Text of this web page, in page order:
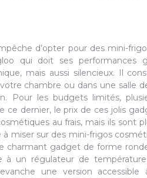
d’opter pour des mini-
qui doit ses performances
mais aussi silencieux. Il
chambre ou dans une salle
Pour les budgets limités,
dernier, le prix de ces jolis
au frais, mais ils sont
miser sur des mini-frigos
charmant gadget de forme
à un régulateur de
une version accessible